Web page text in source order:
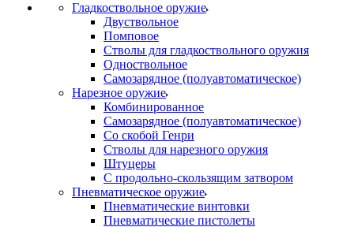
Гладкоствольное оружие
Двуствольное
Помповое
Стволы для гладкоствольного оружия
Одноствольное
Самозарядное (полуавтоматическое)
Нарезное оружие
Комбинированное
Самозарядное (полуавтоматическое)
Со скобой Генри
Стволы для нарезного оружия
Штуцеры
С продольно-скользящим затвором
Пневматическое оружие
Пневматические винтовки
Пневматические пистолеты